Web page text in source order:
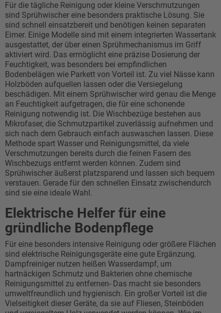
Für die tägliche Reinigung oder kleine Verschmutzungen
sind Sprühwischer eine besonders praktische Lösung. Sie
sind schnell einsatzbereit und benötigen keinen separaten
Eimer. Einige Modelle sind mit einem integrierten Wassertank
ausgestattet, der über einen Sprühmechanismus im Griff
aktiviert wird. Das ermöglicht eine präzise Dosierung der
Feuchtigkeit, was besonders bei empfindlichen
Bodenbelägen wie Parkett von Vorteil ist. Zu viel Nässe kann
Holzböden aufquellen lassen oder die Versiegelung
beschädigen. Mit einem Sprühwischer wird genau die Menge
an Feuchtigkeit aufgetragen, die für eine schonende
Reinigung notwendig ist. Die Wischbezüge bestehen aus
Mikrofaser, die Schmutzpartikel zuverlässig aufnehmen und
sich nach dem Gebrauch einfach auswaschen lassen. Diese
Methode spart Wasser und Reinigungsmittel, da viele
Verschmutzungen bereits durch die feinen Fasern des
Wischbezugs entfernt werden können. Zudem sind
Sprühwischer äußerst platzsparend und lassen sich bequem
verstauen. Gerade für den schnellen Einsatz zwischendurch
sind sie eine ideale Wahl.
Elektrische Helfer für eine
gründliche Bodenpflege
Für eine besonders intensive Reinigung oder größere Flächen
sind elektrische Reinigungsgeräte eine gute Ergänzung.
Dampfreiniger nutzen heißen Wasserdampf, um
hartnäckigen Schmutz und Bakterien ohne chemische
Reinigungsmittel zu entfernen- Das macht sie besonders
umweltfreundlich und hygienisch. Ein großer Vorteil ist die
Vielseitigkeit dieser Geräte, da sie auf Fliesen, Steinböden